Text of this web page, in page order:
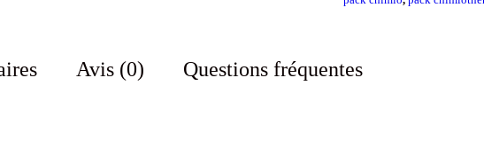
Avis (0) Questions fréquentes